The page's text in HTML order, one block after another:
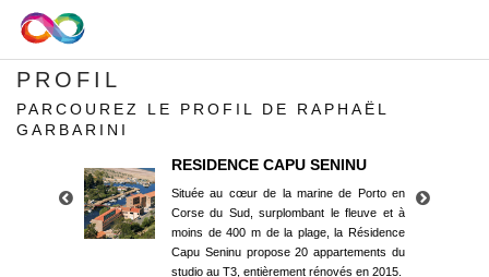
PROFIL
PARCOUREZ LE PROFIL DE RAPHAËL
GARBARINI
RESIDENCE CAPU SENINU
Située au cœur de la marine de Porto en
Corse du Sud, surplombant le fleuve et à
moins de 400 m de la plage, la Résidence
Capu Seninu propose 20 appartements du
studio au T3, entièrement rénovés en 2015.